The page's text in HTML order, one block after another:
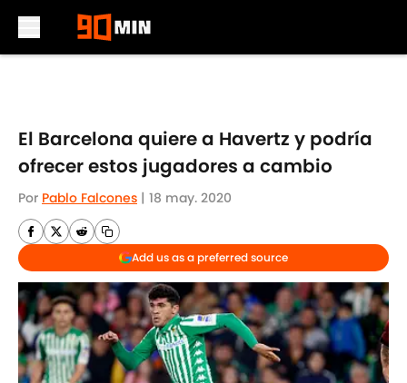
El Barcelona quiere a Havertz y podría
ofrecer estos jugadores a cambio
Por Pablo Falcones | 18 may. 2020
Add us as a preferred source